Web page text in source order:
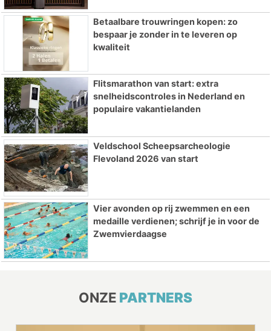
Betaalbare trouwringen kopen: zo
bespaar je zonder in te leveren op
kwaliteit
Flitsmarathon van start: extra
snelheidscontroles in Nederland en
populaire vakantielanden
Veldschool Scheepsarcheologie
Flevoland 2026 van start
Vier avonden op rij zwemmen en een
medaille verdienen; schrijf je in voor de
Zwemvierdaagse
ONZE PARTNERS